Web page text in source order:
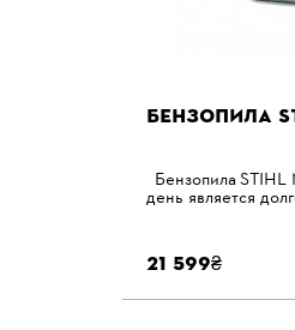
БЕНЗОПИЛА
Бензопила STIHL
день является
21 599₴